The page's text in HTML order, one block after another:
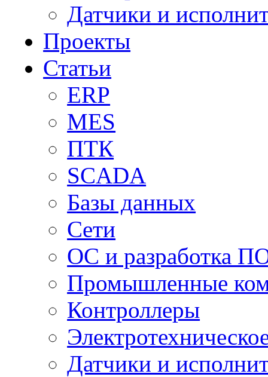
Датчики и
Проекты
Статьи
ERP
MES
ПТК
SCADA
Базы данных
Сети
ОС и разработка
Промышленные
Контроллеры
Датчики и